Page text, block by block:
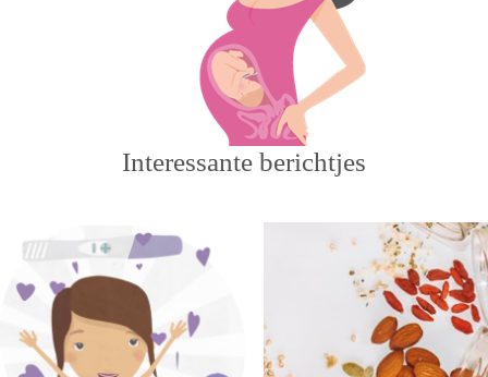
Interessante berichtjes